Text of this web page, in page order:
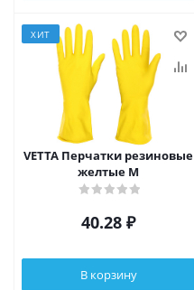
ХИТ
VETTA Перчатки резиновые
желтые M
40.28 ₽
В корзину